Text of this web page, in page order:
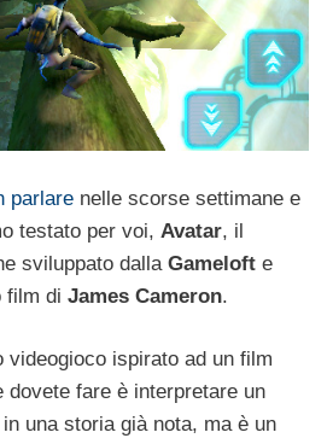
parlare nelle scorse settimane e
testato per voi, Avatar, il
sviluppato dalla Gameloft e
film di James Cameron.
videogioco ispirato ad un film
dovete fare è interpretare un
una storia già nota, ma è un